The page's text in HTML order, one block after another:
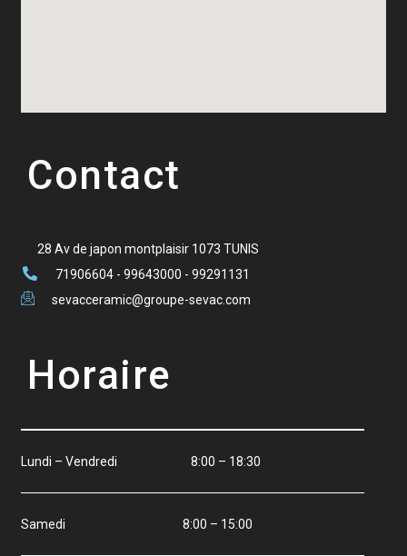
Contact
28 Av de japon montplaisir 1073 TUNIS
71906604 - 99643000 - 99291131
sevacceramic@groupe-sevac.com
Horaire
Lundi – Vendredi 8:00 – 18:30
Samedi 8:00 – 15:00